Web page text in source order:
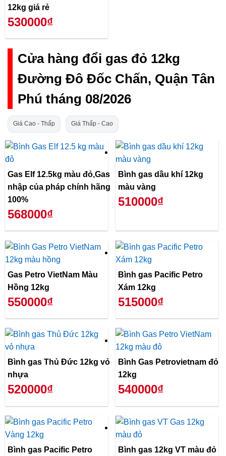
12kg giá rẻ
530000₫
Cửa hàng đổi gas đỏ 12kg
Đường Đô Đốc Chấn, Quận Tân
Phú tháng 08/2026
Giá Cao - Thấp Giá Thấp - Cao
Gas Elf 12.5kg màu đỏ,Gas
nhập của pháp chính hãng
100%
568000₫
Bình gas dầu khí 12kg
màu vàng
510000₫
Gas Petro VietNam Màu
Hồng 12kg
550000₫
Bình gas Pacific Petro
Xám 12kg
515000₫
Bình gas Thủ Đức 12kg vỏ
nhựa
520000₫
Bình Gas Petrovietnam đỏ
12kg
540000₫
Bình gas Pacific Petro Bình gas 12kg VT màu đỏ